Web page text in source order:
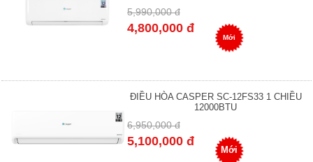
5,990,000 đ
4,800,000 đ
Mới
ĐIỀU HÒA CASPER SC-12FS33 1 CHIỀU
12000BTU
6,950,000 đ
5,100,000 đ
Mới